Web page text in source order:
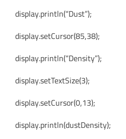
display.println(“Dust”);
display.setCursor(85,38);
display.println(“Density”);
display.setTextSize(3);
display.setCursor(0,13);
display.println(dustDensity);